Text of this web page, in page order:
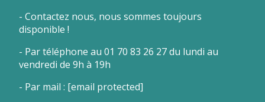
- Contactez nous, nous sommes toujours
disponible !
- Par téléphone au 01 70 83 26 27 du lundi au
vendredi de 9h à 19h
- Par mail : [email protected]